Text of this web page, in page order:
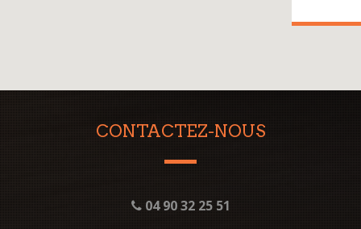
CONTACTEZ-NOUS
04 90 32 25 51